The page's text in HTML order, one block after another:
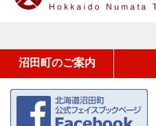
沼田町のご案内